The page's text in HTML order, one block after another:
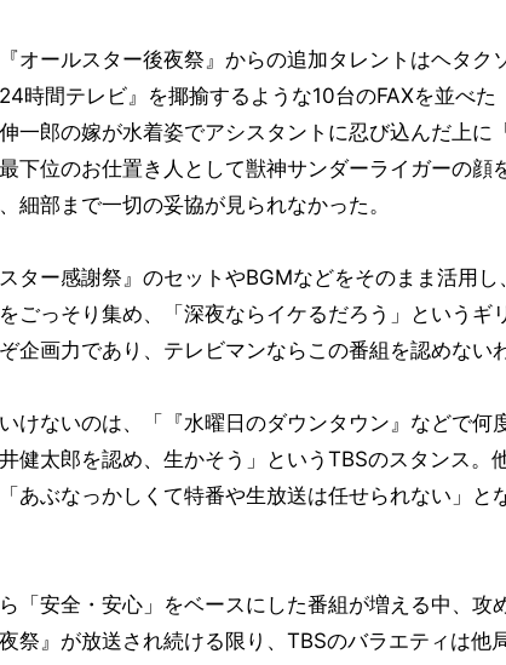
オールスター後夜祭』からの追加タレントはヘタク
時間テレビ』を揶揄するような10台のFAXを並べた
一郎の嫁が水着姿でアシスタントに忍び込んだ上に
下位のお仕置き人として獣神サンダーライガーの顔
細部まで一切の妥協が見られなかった。
スター感謝祭』のセットやBGMなどをそのまま活用
ごっそり集め、「深夜ならイケるだろう」というギ
企画力であり、テレビマンならこの番組を認めない
けないのは、「『水曜日のダウンタウン』などで何
健太郎を認め、生かそう」というTBSのスタンス。
あぶなっかしくて特番や生放送は任せられない」と
「安全・安心」をベースにした番組が増える中、攻
祭』が放送され続ける限り、TBSのバラエティは他